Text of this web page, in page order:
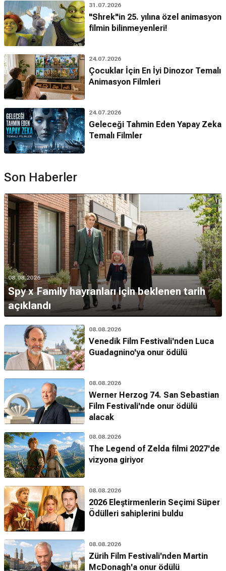
31.07.2026
"Shrek"in 25. yılına özel animasyon
filmin bilinmeyenleri!
24.07.2026
Çocuklar İçin En İyi Dinozor Temalı
Animasyon Filmleri
24.07.2026
Geleceği Tahmin Eden Yapay Zeka
Temalı Filmler
Son Haberler
08.08.2026
Spy x Family hayranları için beklenen tarih
açıklandı
08.08.2026
Venedik Film Festivali'nden Luca
Guadagnino'ya onur ödülü
08.08.2026
Werner Herzog 74. San Sebastian
Film Festivali'nde onur ödülü
alacak
08.08.2026
The Legend of Zelda filmi 2027'de
vizyona giriyor
08.08.2026
2026 Eleştirmenlerin Seçimi Süper
Ödülleri sahiplerini buldu
08.08.2026
Zürih Film Festivali'nden Martin
McDonagh'a onur ödülü